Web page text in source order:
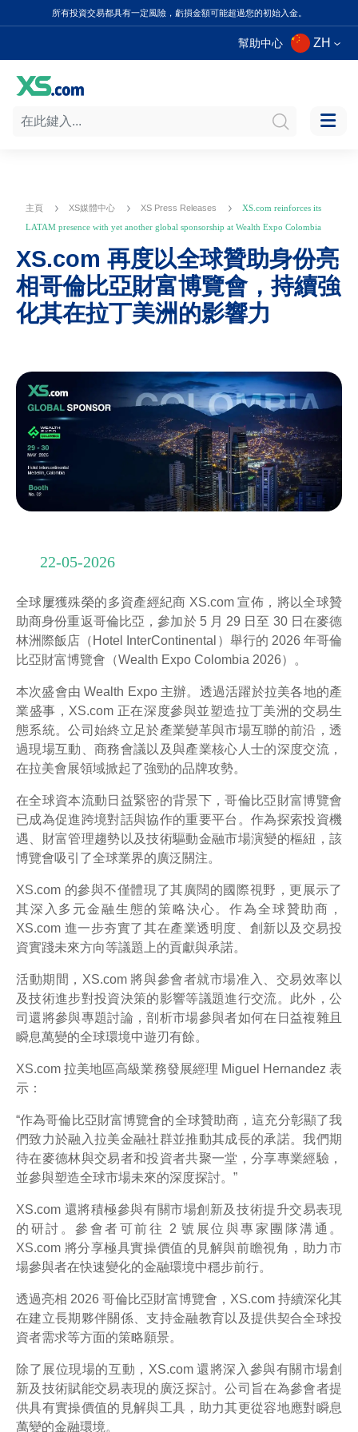
所有投資交易都具有一定風險，虧損金額可能超過您的初始入金。
幫助中心 ZH
主頁 XS媒體中心 XS Press Releases
XS.com reinforces its
LATAM presence with yet another global sponsorship at Wealth Expo Colombia
XS.com 再度以全球贊助身份亮
相哥倫比亞財富博覽會，持續強
化其在拉丁美洲的影響力
22-05-2026
全球屢獲殊榮的多資產經紀商 XS.com 宣佈，將以全球贊
助商身份重返哥倫比亞，參加於 5 月 29 日至 30 日在麥德
林洲際飯店（Hotel InterContinental）舉行的 2026 年哥倫
比亞財富博覽會（Wealth Expo Colombia 2026）。
本次盛會由 Wealth Expo 主辦。透過活躍於拉美各地的產
業盛事，XS.com 正在深度參與並塑造拉丁美洲的交易生
態系統。公司始終立足於產業變革與市場互聯的前沿，透
過現場互動、商務會議以及與產業核心人士的深度交流，
在拉美會展領域掀起了強勁的品牌攻勢。
在全球資本流動日益緊密的背景下，哥倫比亞財富博覽會
已成為促進跨境對話與協作的重要平台。作為探索投資機
遇、財富管理趨勢以及技術驅動金融市場演變的樞紐，該
博覽會吸引了全球業界的廣泛關注。
XS.com 的參與不僅體現了其廣闊的國際視野，更展示了
其深入多元金融生態的策略決心。作為全球贊助商，
XS.com 進一步夯實了其在產業透明度、創新以及交易投
資實踐未來方向等議題上的貢獻與承諾。
活動期間，XS.com 將與參會者就市場准入、交易效率以
及技術進步對投資決策的影響等議題進行交流。此外，公
司還將參與專題討論，剖析市場參與者如何在日益複雜且
瞬息萬變的全球環境中遊刃有餘。
XS.com 拉美地區高級業務發展經理 Miguel Hernandez 表
示：
“作為哥倫比亞財富博覽會的全球贊助商，這充分彰顯了我
們致力於融入拉美金融社群並推動其成長的承諾。我們期
待在麥德林與交易者和投資者共聚一堂，分享專業經驗，
並參與塑造全球市場未來的深度探討。”
XS.com 還將積極參與有關市場創新及技術提升交易表現
的研討。參會者可前往 2 號展位與專家團隊溝通。
XS.com 將分享極具實操價值的見解與前瞻視角，助力市
場參與者在快速變化的金融環境中穩步前行。
透過亮相 2026 哥倫比亞財富博覽會，XS.com 持續深化其
在建立長期夥伴關係、支持金融教育以及提供契合全球投
資者需求等方面的策略願景。
除了展位現場的互動，XS.com 還將深入參與有關市場創
新及技術賦能交易表現的廣泛探討。公司旨在為參會者提
供具有實操價值的見解與工具，助力其更從容地應對瞬息
萬變的金融環境。